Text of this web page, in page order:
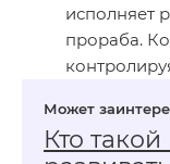
исполняет
прораба.
Кто